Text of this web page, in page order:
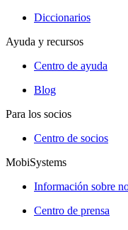
Diccionarios
Ayuda y recursos
Centro de ayuda
Blog
Para los socios
Centro de socios
MobiSystems
Información sobre
Centro de prensa